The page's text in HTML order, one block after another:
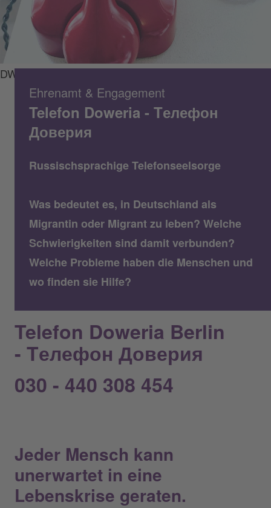
DWBO/Gonswa
Ehrenamt & Engagement
Telefon Doweria - Tелефон
Доверия
Russischsprachige Telefonseelsorge
Was bedeutet es, in Deutschland als
Migrantin oder Migrant zu leben? Welche
Schwierigkeiten sind damit verbunden?
Welche Probleme haben die Menschen und
wo finden sie Hilfe?
Telefon Doweria Berlin
- Tелефон Доверия
030 - 440 308 454
Jeder Mensch kann
unerwartet in eine
Lebenskrise geraten.